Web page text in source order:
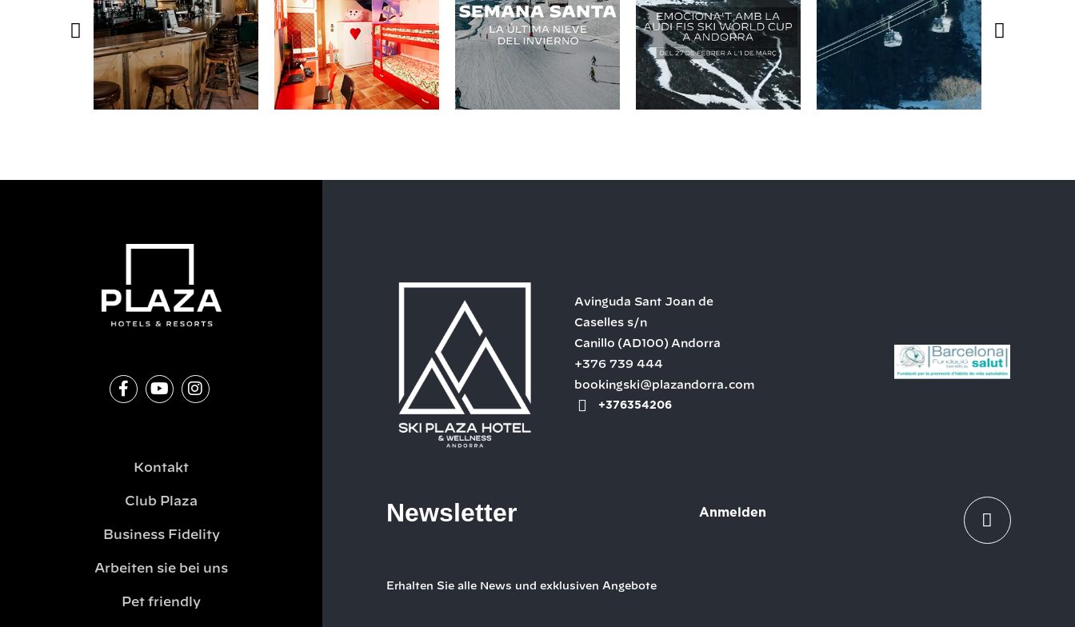
Kontakt
Club Plaza
Business Fidelity
Arbeiten sie bei uns
Pet friendly
Avinguda Sant Joan de
Caselles s/n
Canillo (AD100) Andorra
+376 739 444
bookingski@plazandorra.com
+376354206
Newsletter Anmelden
Erhalten Sie alle News und exklusiven Angebote